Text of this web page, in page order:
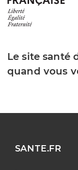
Le site santé
quand vous
SANTE.FR